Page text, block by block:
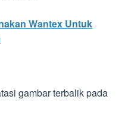
Wantex Untuk
gambar terbalik pada